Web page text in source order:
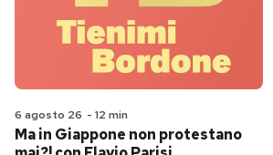
6 agosto 26 - 12 min
Ma in Giappone non protestano